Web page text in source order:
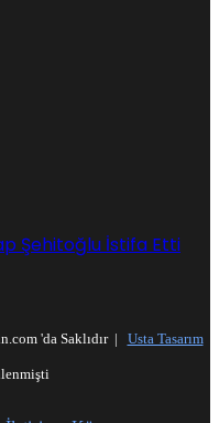
Şehitoğlu İstifa Etti
'da Saklıdır | Usta Tasarım